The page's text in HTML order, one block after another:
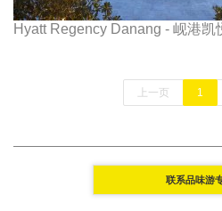
Hyatt Regency Danang - 岘港凯
上一页 1
联系品味游